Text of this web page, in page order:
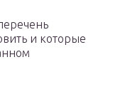
и которые